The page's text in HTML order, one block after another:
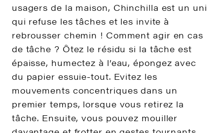
usagers de la maison, Chinchilla est un uni
qui refuse les tâches et les invite à
rebrousser chemin ! Comment agir en cas
de tâche ? Ôtez le résidu si la tâche est
épaisse, humectez à l’eau, épongez avec
du papier essuie-tout. Evitez les
mouvements concentriques dans un
premier temps, lorsque vous retirez la
tâche. Ensuite, vous pouvez mouiller